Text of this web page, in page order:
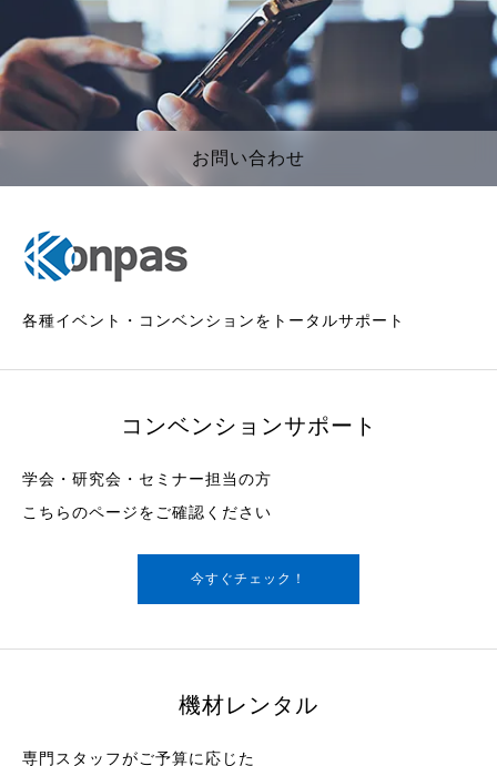
お問い合わせ
各種イベント・コンベンションをトータルサポート
コンベンションサポート
学会・研究会・セミナー担当の方
こちらのページをご確認ください
今すぐチェック！
機材レンタル
専門スタッフがご予算に応じた